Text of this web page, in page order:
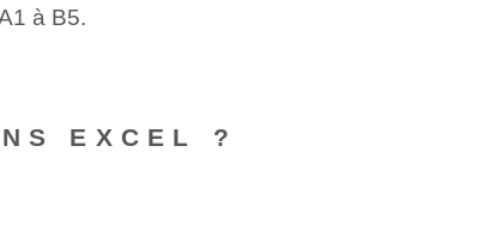
à B5.
EXCEL ?